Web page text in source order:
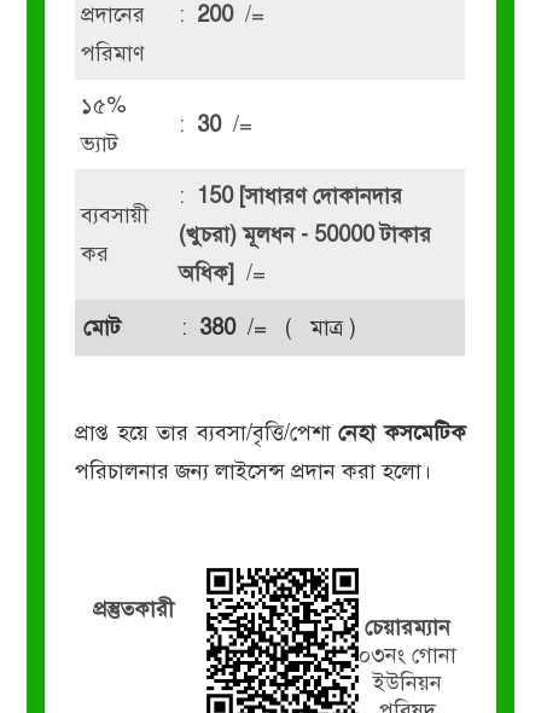
প্রদানের
পরিমাণ
: 200/=
১৫%
ভ্যাট
: 30/=
ব্যবসায়ী
কর
: 150 [সাধারণ দোকানদার
(খুচরা) মূলধন - 50000 টাকার
অধিক] /=
মোট : 380/= ( মাত্র )
প্রাপ্ত হয়ে তার ব্যবসা/বৃত্তি/পেশানেহা কসমেটিক
পরিচালনার জন্য লাইসেন্স প্রদান করা হলো।
প্রস্তুতকারী
চেয়ারম্যান
০৩নং গোনা
ইউনিয়ন